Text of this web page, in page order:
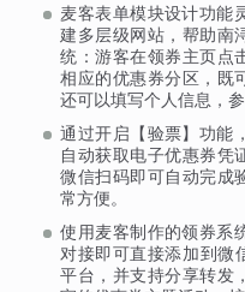
麦客表单模块设计功能
建多层级网站，帮助南
统：游客在领券主页点
相应的优惠券分区，既
还可以填写个人信息，参
通过开启【验票】功能
自动获取电子优惠券凭
微信扫码即可自动完成
常方便。
使用麦客制作的领券系
对接即可直接添加到微
平台，并支持分享转发